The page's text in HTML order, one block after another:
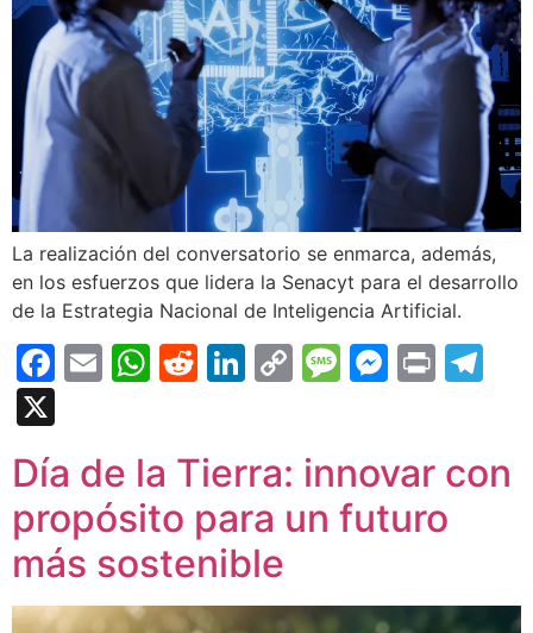
La realización del conversatorio se enmarca, además,
en los esfuerzos que lidera la Senacyt para el desarrollo
de la Estrategia Nacional de Inteligencia Artificial.
Facebook
EmailWhatsApp
Reddit
LinkedIn
CopyMessage
Print
Día de la Tierra: innovar con
propósito para un futuro
más sostenible